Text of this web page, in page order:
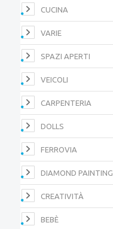
CUCINA
VARIE
SPAZI APERTI
VEICOLI
CARPENTERIA
DOLLS
FERROVIA
DIAMOND PAINTING
CREATIVITÀ
BEBÈ